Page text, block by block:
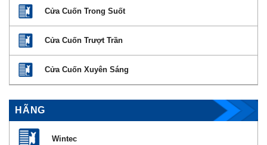
Cửa Cuốn Trong Suốt
Cửa Cuốn Trượt Trần
Cửa Cuốn Xuyên Sáng
HÃNG
Wintec